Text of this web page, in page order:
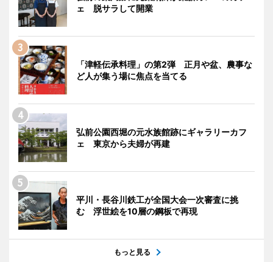
ェ 脱サラして開業
「津軽伝承料理」の第2弾 正月や盆、農事な
ど人が集う場に焦点を当てる
弘前公園西堀の元水族館跡にギャラリーカフ
ェ 東京から夫婦が再建
平川・長谷川鉄工が全国大会一次審査に挑
む 浮世絵を10層の鋼板で再現
もっと見る